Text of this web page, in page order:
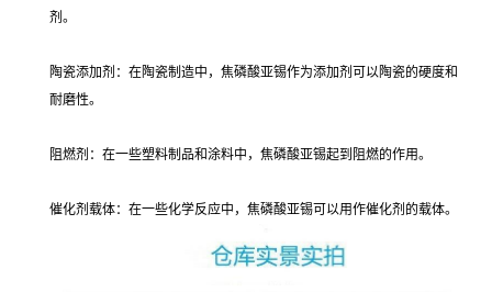
剂。
陶瓷添加剂：在陶瓷制造中，焦磷酸亚锡作为添加剂可以陶瓷的硬度和
耐磨性。
阻燃剂：在一些塑料制品和涂料中，焦磷酸亚锡起到阻燃的作用。
催化剂载体：在一些化学反应中，焦磷酸亚锡可以用作催化剂的载体。